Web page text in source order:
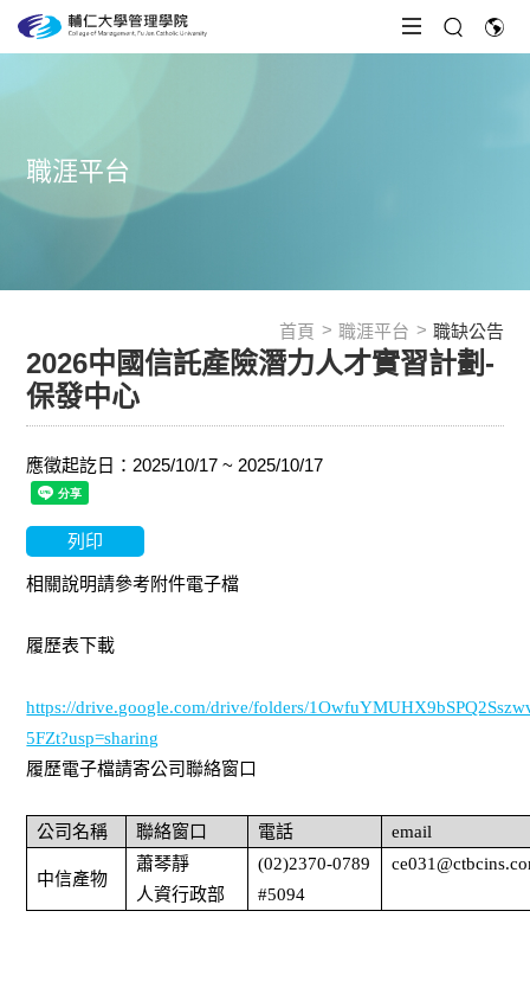
職涯平台
首頁 職涯平台 職缺公告
2026中國信託產險潛力人才實習計劃-
保發中心
應徵起訖日：2025/10/17 ~ 2025/10/17
列印
相關說明請參考附件電子檔
履歷表下載
https://drive.google.com/drive/folders/
5FZt?usp=sharing
履歷電子檔請寄公司聯絡窗口
公司名稱 聯絡窗口 電話 email
中信產物
蕭琴靜
人資行政部
(02)2370-0789
#5094